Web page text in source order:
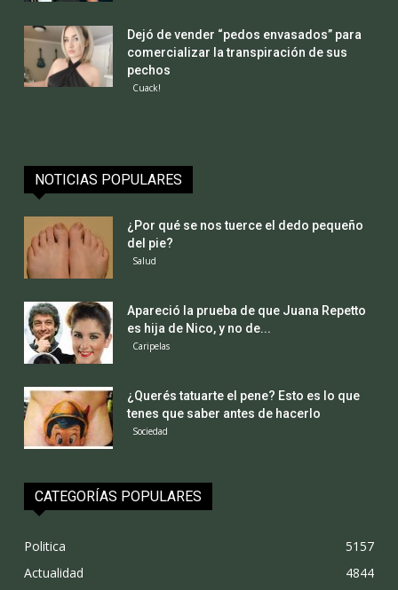
Dejó de vender “pedos envasados” para
comercializar la transpiración de sus
pechos
Cuack!
NOTICIAS POPULARES
¿Por qué se nos tuerce el dedo pequeño
del pie?
Salud
Apareció la prueba de que Juana Repetto
es hija de Nico, y no de...
Caripelas
¿Querés tatuarte el pene? Esto es lo que
tenes que saber antes de hacerlo
Sociedad
CATEGORÍAS POPULARES
Politica
5157
Actualidad
4844